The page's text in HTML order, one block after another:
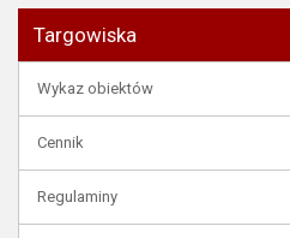
Targowiska
Wykaz obiektów
Cennik
Regulaminy